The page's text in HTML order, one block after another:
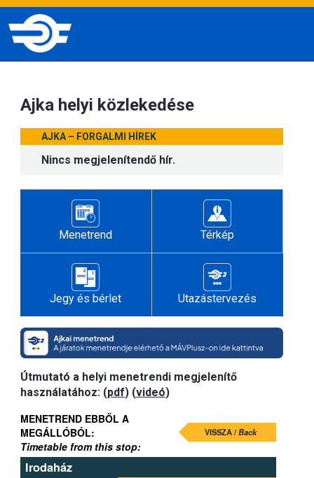
Ajka helyi közlekedése
AJKA – FORGALMI HÍREK
Nincs megjelenítendő hír.
Menetrend Térkép
Jegy és bérlet Utazástervezés
Útmutató a helyi menetrendi megjelenítő
használatához: (pdf) (videó)
MENETREND EBBŐL A
MEGÁLLÓBÓL:
Timetable from this stop:
VISSZA /Back
Irodaház